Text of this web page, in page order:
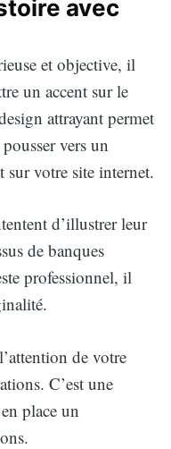
avec
et objective, il
un accent sur le
attrayant permet
vers un
sur votre site internet.
d’illustrer leur
de banques
professionnel, il
de votre
C’est une
place un